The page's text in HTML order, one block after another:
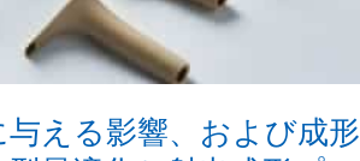
える影響、および成形